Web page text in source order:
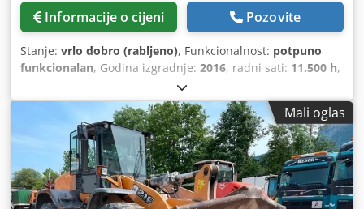
Informacije o cijeni Pozovite
Stanje: vrlo dobro (rabljeno), Funkcionalnost: potpuno
funkcionalan, Godina izgradnje: 2016, radni sati: 11.500 h,
Mali oglas